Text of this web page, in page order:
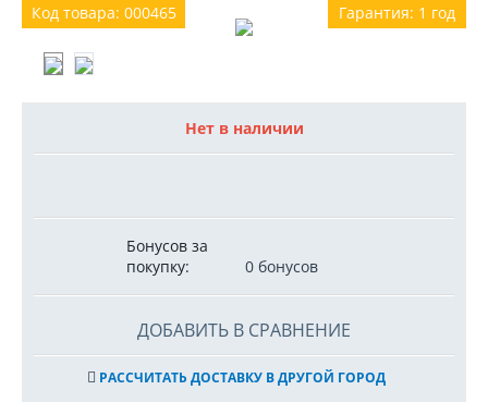
Гарантия: 1 год
Код товара: 000465
Нет в наличии
Бонусов за
покупку:
0 бонусов
ДОБАВИТЬ В СРАВНЕНИЕ
РАССЧИТАТЬ ДОСТАВКУ В ДРУГОЙ ГОРОД